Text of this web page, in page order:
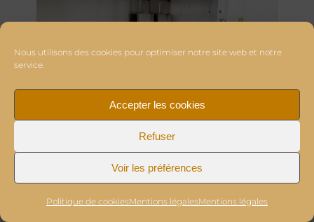
Nous utilisons des cookies pour optimiser notre site web et notre
service.
Accepter les cookies
Refuser
Voir les préférences
Politique de cookiesMentions légalesMentions légales